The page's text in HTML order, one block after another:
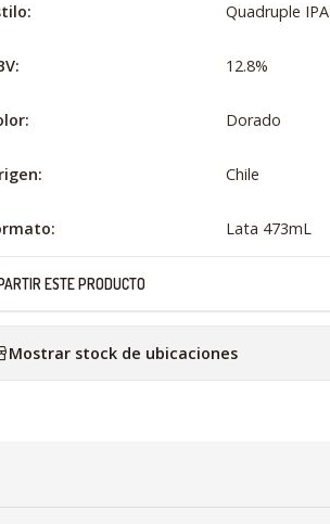
Quadruple IPA
12.8%
Dorado
Chile
Lata 473mL
ESTE PRODUCTO
Mostrar stock de ubicaciones